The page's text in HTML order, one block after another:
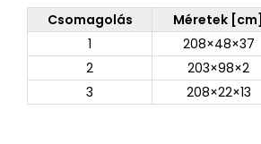
Csomagolás Méretek [cm]
1
208×48×37
2
203×98×2
3
208×22×13